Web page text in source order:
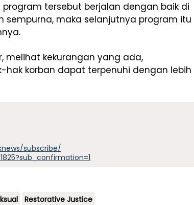
tersebut berjalan dengan baik di
sempurna, maka selanjutnya program itu
melihat kekurangan yang ada,
korban dapat terpenuhi dengan lebih
subscribe/
Restorative Justice